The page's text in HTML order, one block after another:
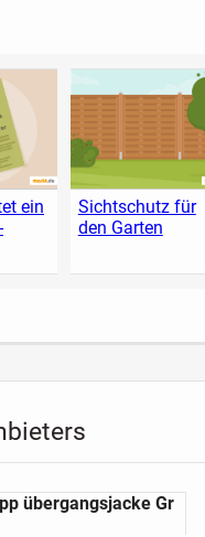
ein
Sichtschutz für
den Garten
übergangsjacke Gr